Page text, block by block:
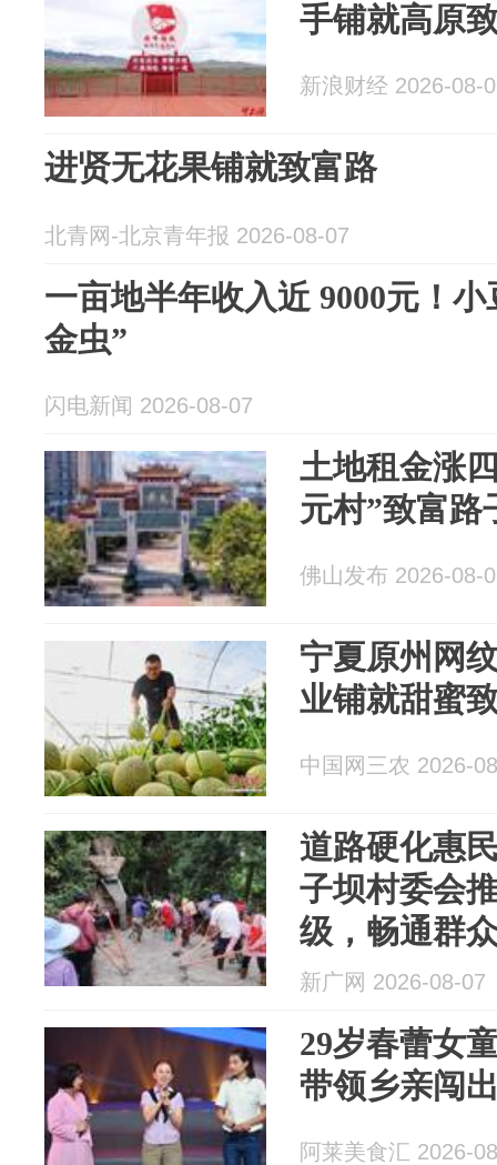
手铺就高原
新浪财经 2026-08-
进贤无花果铺就致富路
北青网-北京青年报 2026-08-07
一亩地半年收入近 9000元！
金虫”
闪电新闻 2026-08-07
土地租金涨
元村”致富路
佛山发布 2026-08-
宁夏原州网
业铺就甜蜜
中国网三农 2026-
道路硬化惠
子坝村委会
级，畅通群
新广网 2026-08-07
29岁春蕾女
带领乡亲闯
阿莱美食汇 2026-